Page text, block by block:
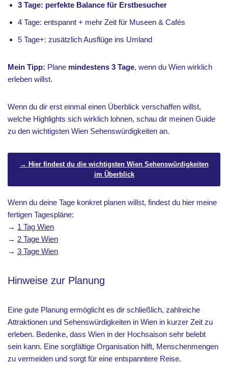
3 Tage: perfekte Balance für Erstbesucher
4 Tage: entspannt + mehr Zeit für Museen & Cafés
5 Tage+: zusätzlich Ausflüge ins Umland
Mein Tipp: Plane mindestens 3 Tage, wenn du Wien wirklich
erleben willst.
Wenn du dir erst einmal einen Überblick verschaffen willst,
welche Highlights sich wirklich lohnen, schau dir meinen Guide
zu den wichtigsten Wien Sehenswürdigkeiten an.
→ Hier findest du die wichtigsten Wien Sehenswürdigkeiten
im Überblick
Wenn du deine Tage konkret planen willst, findest du hier meine
fertigen Tagespläne:
→ 1 Tag Wien
→ 2 Tage Wien
→ 3 Tage Wien
Hinweise zur Planung
Eine gute Planung ermöglicht es dir schließlich, zahlreiche
Attraktionen und Sehenswürdigkeiten in Wien in kurzer Zeit zu
erleben. Bedenke, dass Wien in der Hochsaison sehr belebt
sein kann. Eine sorgfältige Organisation hilft, Menschenmengen
zu vermeiden und sorgt für eine entspanntere Reise.